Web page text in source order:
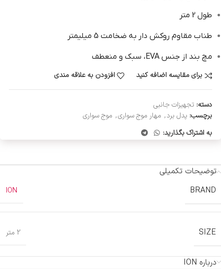
طول 2 متر
طناب مقاوم روکش دار به ضخامت 5 میلیمتر
مچ بند از جنس EVA، سبک و منعطف
برای مقایسه اضافه کنید افزودن به علاقه مندی
دسته: تجهیزات جانبی
برچسب: پدل برد, مهار موج سواری, موج سواری
به اشتراک بگذارید:
توضیحات تکمیلی
BRAND
ION
SIZE 2 متر
درباره ION